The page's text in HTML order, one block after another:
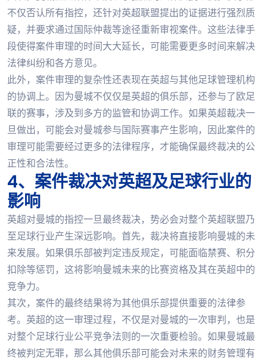
不仅否认所有指控，还针对英超联盟提出的证据进行强烈质
疑，并要求通过国际仲裁等途径重新审视案件。这些法律手
段使得案件审理的时间大大延长，可能需要更多时间来解决
法律纠纷和各方意见。
此外，案件审理的复杂性还表现在英超与其他足球管理机构
的协调上。因为曼城不仅仅是英超的俱乐部，还参与了欧足
联的赛事，涉及到多方的监管和协调工作。如果英超裁决一
旦做出，可能会对曼城参与国际赛事产生影响，因此案件的
审理可能需要经过更多的法律程序，才能确保最终裁决的公
正性和合法性。
4、案件裁决对英超及足球行业的
影响
英超对曼城的指控一旦最终裁决，势必会对整个英超联盟乃
至足球行业产生深远影响。首先，裁决将直接影响曼城的未
来发展。如果俱乐部被判定违反规定，可能面临禁赛、积分
扣除等惩罚，这将影响曼城未来的比赛资格及其在英超中的
竞争力。
其次，案件的最终结果将为其他俱乐部提供重要的法律参
考。英超的这一审理过程，不仅是对曼城的一次审判，也是
对整个足球行业公平竞争法则的一次重要检验。如果曼城最
终被判定无罪，那么其他俱乐部可能会对未来的财务管理有